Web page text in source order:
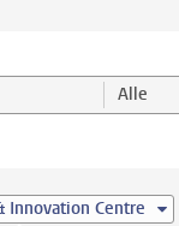
Alle
Innovation Centre